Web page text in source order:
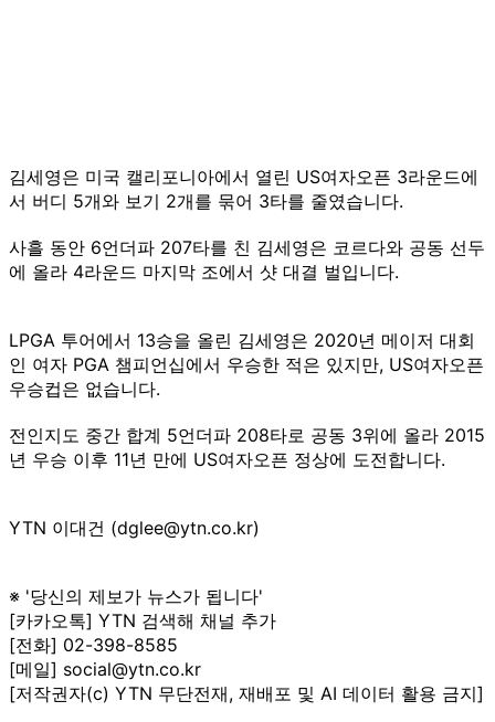
김세영은 미국 캘리포니아에서 열린 US여자오픈 3라운드에
서 버디 5개와 보기 2개를 묶어 3타를 줄였습니다.
사흘 동안 6언더파 207타를 친 김세영은 코르다와 공동 선두
에 올라 4라운드 마지막 조에서 샷 대결 벌입니다.
LPGA 투어에서 13승을 올린 김세영은 2020년 메이저 대회
인 여자 PGA 챔피언십에서 우승한 적은 있지만, US여자오픈
우승컵은 없습니다.
전인지도 중간 합계 5언더파 208타로 공동 3위에 올라 2015
년 우승 이후 11년 만에 US여자오픈 정상에 도전합니다.
YTN 이대건 (dglee@ytn.co.kr)
※ '당신의 제보가 뉴스가 됩니다'
[카카오톡] YTN 검색해 채널 추가
[전화] 02-398-8585
[메일] social@ytn.co.kr
[저작권자(c) YTN 무단전재, 재배포 및 AI 데이터 활용 금지]